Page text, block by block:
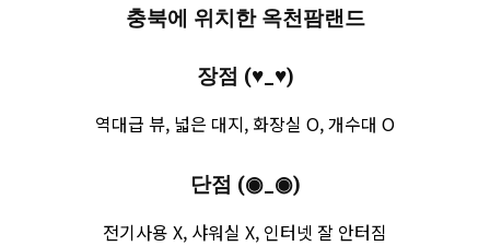
충북에 위치한 옥천팜랜드
장점 (♥_♥)
역대급 뷰, 넓은 대지, 화장실 O, 개수대 O
단점 (◉_◉)
전기사용 X, 샤워실 X, 인터넷 잘 안터짐